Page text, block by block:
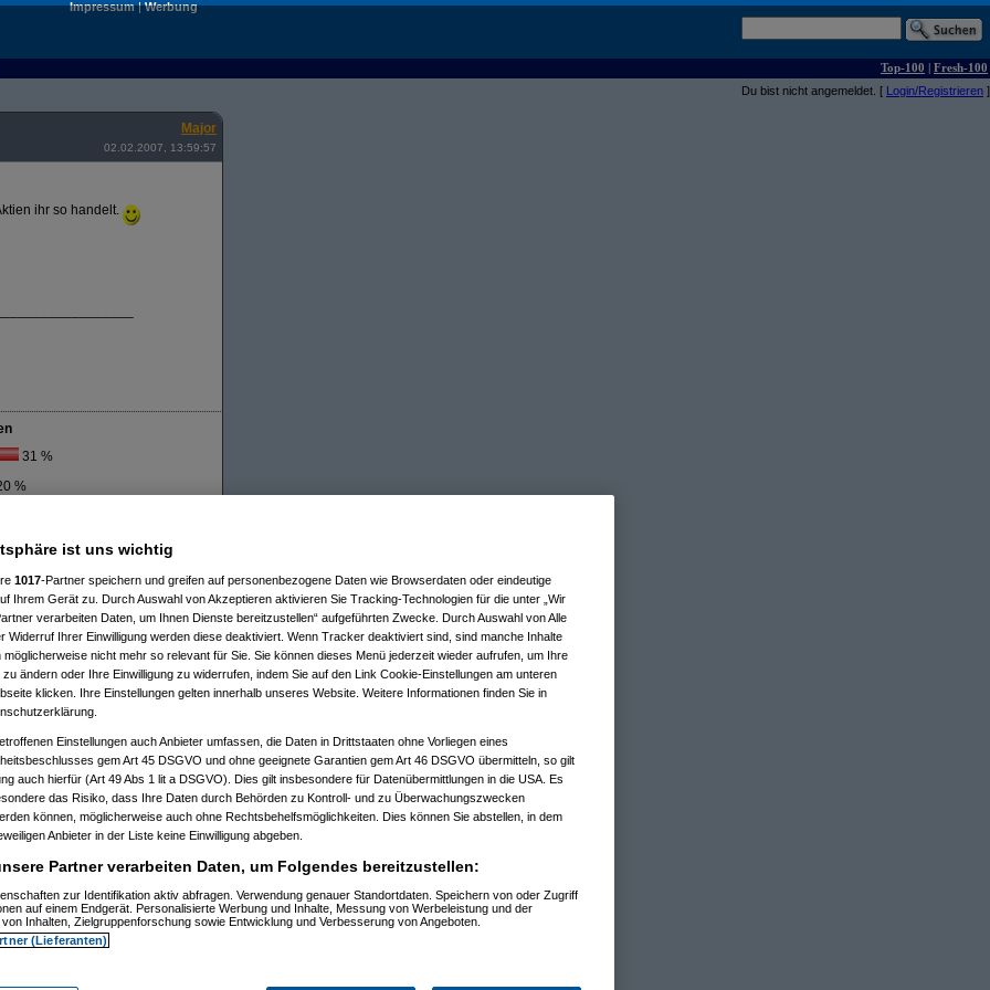
Impressum|Werbung
Top-100 | Fresh-100
Du bist nicht angemeldet. [ Login/Registrieren ]
Major
02.02.2007, 13:59:57
ihr so handelt.
31 %
%
ist uns wichtig
1017-Partner speichern und greifen auf personenbezogene Daten wie Browserdaten oder eindeutige
Ihrem Gerät zu. Durch Auswahl von Akzeptieren aktivieren Sie Tracking-Technologien für die unter „Wir
verarbeiten Daten, um Ihnen Dienste bereitzustellen“ aufgeführten Zwecke. Durch Auswahl von Alle
Widerruf Ihrer Einwilligung werden diese deaktiviert. Wenn Tracker deaktiviert sind, sind manche Inhalte
möglicherweise nicht mehr so relevant für Sie. Sie können dieses Menü jederzeit wieder aufrufen, um Ihre
zu ändern oder Ihre Einwilligung zu widerrufen, indem Sie auf den Link Cookie-Einstellungen am unteren
klicken. Ihre Einstellungen gelten innerhalb unseres Website. Weitere Informationen finden Sie in
Einstellungen auch Anbieter umfassen, die Daten in Drittstaaten ohne Vorliegen eines
gem Art 45 DSGVO und ohne geeignete Garantien gem Art 46 DSGVO übermitteln, so gilt
auch hierfür (Art 49 Abs 1 lit a DSGVO). Dies gilt insbesondere für Datenübermittlungen in die USA. Es
das Risiko, dass Ihre Daten durch Behörden zu Kontroll- und zu Überwachungszwecken
können, möglicherweise auch ohne Rechtsbehelfsmöglichkeiten. Dies können Sie abstellen, in dem
Anbieter in der Liste keine Einwilligung abgeben.
Partner verarbeiten Daten, um Folgendes bereitzustellen:
zur Identifikation aktiv abfragen. Verwendung genauer Standortdaten. Speichern von oder Zugriff
auf einem Endgerät. Personalisierte Werbung und Inhalte, Messung von Werbeleistung und der
Inhalten, Zielgruppenforschung sowie Entwicklung und Verbesserung von Angeboten.
(Lieferanten)